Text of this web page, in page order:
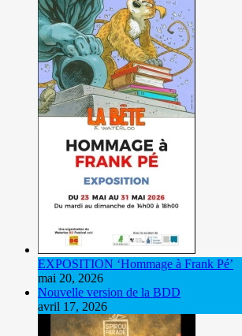
EXPOSITION ‘Hommage à Frank Pé’
mai 20, 2026
Nouvelle version de la BDD
avril 17, 2026